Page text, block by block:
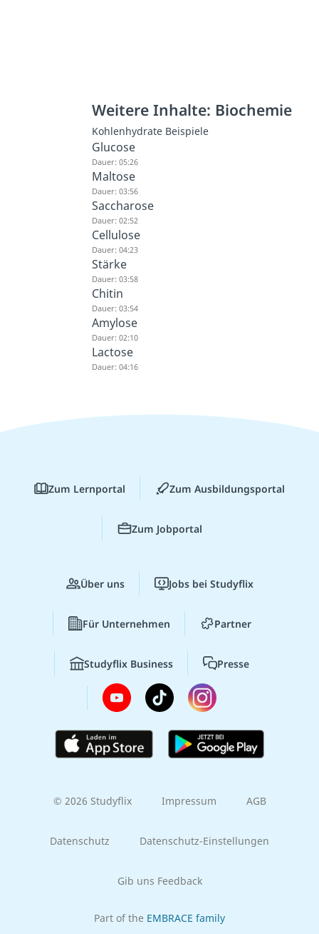
Weitere Inhalte: Biochemie
Kohlenhydrate Beispiele
Glucose
Dauer: 05:26
Maltose
Dauer: 03:56
Saccharose
Dauer: 02:52
Cellulose
Dauer: 04:23
Stärke
Dauer: 03:58
Chitin
Dauer: 03:54
Amylose
Dauer: 02:10
Lactose
Dauer: 04:16
Zum Lernportal Zum Ausbildungsportal
Zum Jobportal
Über uns Jobs bei Studyflix
Für Unternehmen Partner
Studyflix Business Presse
© 2026 Studyflix Impressum AGB
Datenschutz Datenschutz-Einstellungen
Gib uns Feedback
Part of the EMBRACE family